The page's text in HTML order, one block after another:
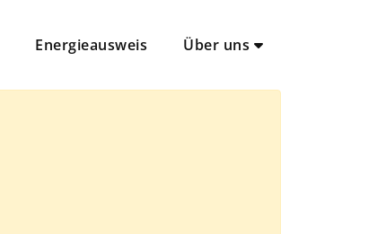
Energieausweis Über uns